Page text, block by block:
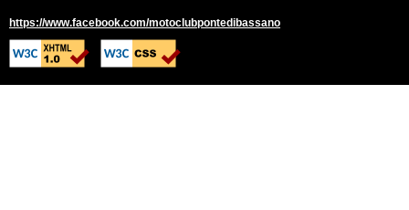
https://www.facebook.com/motoclubpontedibassano